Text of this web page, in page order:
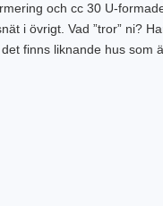
och cc 30 U-
i övrigt. Vad ”tror” ni?
finns liknande hus som